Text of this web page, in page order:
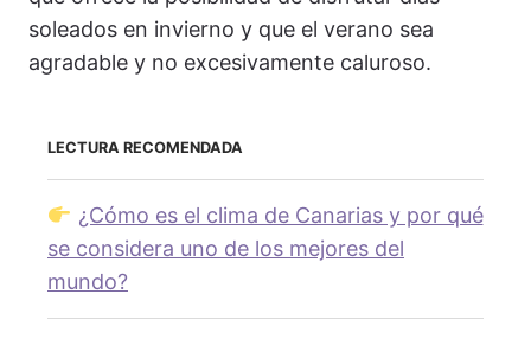
soleados en invierno y que el verano sea
agradable y no excesivamente caluroso.
LECTURA RECOMENDADA
¿Cómo es el clima de Canarias y por qué
se considera uno de los mejores del
mundo?